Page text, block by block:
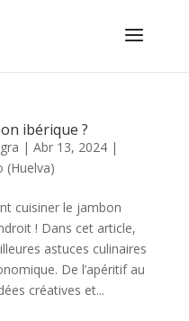
ibérique ?
| Abr 13, 2024|
(Huelva)
cuisiner le jambon
! Dans cet article,
astuces culinaires
De l’apéritif au
créatives et...